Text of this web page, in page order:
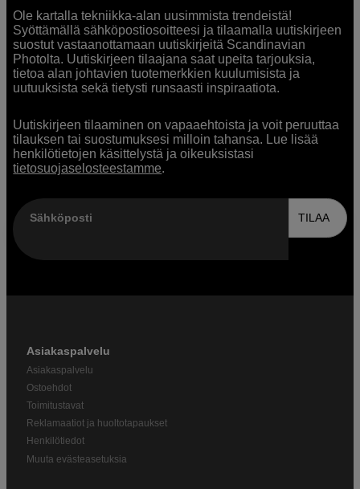
Ole kartalla tekniikka-alan uusimmista trendeistä!
Syöttämällä sähköpostiosoitteesi ja tilaamalla uutiskirjeen
suostut vastaanottamaan uutiskirjeitä Scandinavian
Photolta. Uutiskirjeen tilaajana saat upeita tarjouksia,
tietoa alan johtavien tuotemerkkien kuulumisista ja
uutuuksista sekä tietysti runsaasti inspiraatiota.
Uutiskirjeen tilaaminen on vapaaehtoista ja voit peruuttaa
tilauksen tai suostumuksesi milloin tahansa. Lue lisää
henkilötietojen käsittelystä ja oikeuksistasi
tietosuojaselosteestamme.
Sähköposti TILAA
Asiakaspalvelu
Asiakaspalvelu
Ostoehdot
Toimitustavat
Reklamaatiot ja huoltotapaukset
Henkilötiedot
Muuta evästeasetuksia